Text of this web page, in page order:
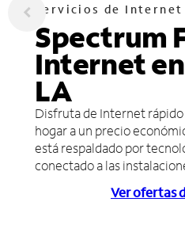
Servicios de Internet
Spectrum
Internet
LA
Disfruta de Internet
hogar a un precio
está respaldado por
conectado a las
Ver ofertas